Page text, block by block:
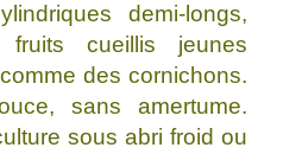
demi-longs,
cueillis jeunes
des cornichons.
sans amertume.
sous abri froid ou